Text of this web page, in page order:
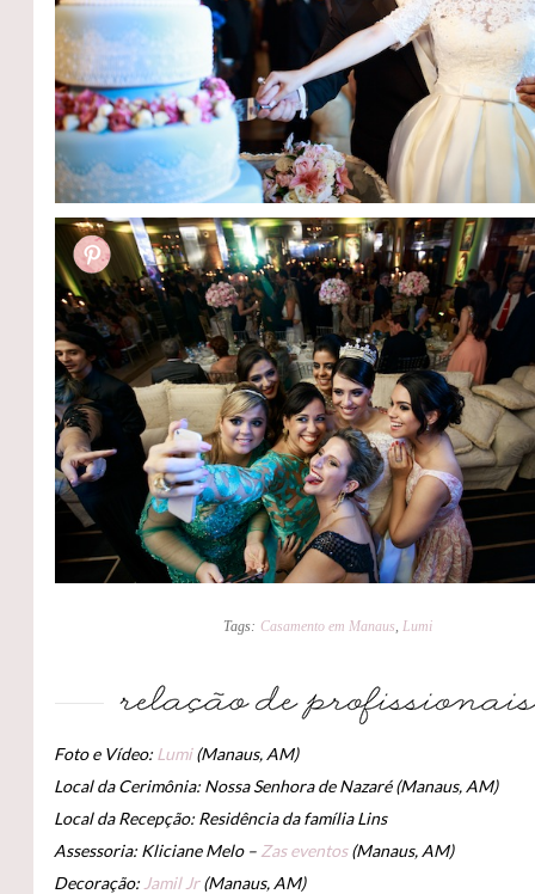
Tags: Casamento em Manaus Lumi
Foto e Vídeo: Lumi(Manaus, AM)
Local da Cerimônia: Nossa Senhora de Nazaré (Manaus, AM)
Local da Recepção: Residência da família Lins
Assessoria: Kliciane Melo – Zas eventos(Manaus, AM)
Decoração: Jamil Jr(Manaus, AM)